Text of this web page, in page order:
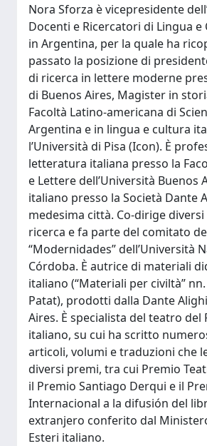
Nora Sforza è vicepresidente
Docenti e Ricercatori di Lingua
in Argentina, per la quale ha
passato la posizione di
di ricerca in lettere moderne
di Buenos Aires, Magister in
Facoltà Latino-americana di
Argentina e in lingua e cultura
l’Università di Pisa (Icon). È
letteratura italiana presso la
e Lettere dell’Università Buenos
italiano presso la Società Dante
medesima città. Co-dirige
ricerca e fa parte del comitato
“Modernidades” dell’Università
Córdoba. È autrice di materiali
italiano (“Materiali per civiltà” nn.
Patat), prodotti dalla Dante
Aires. È specialista del teatro del
italiano, su cui ha scritto
articoli, volumi e traduzioni che
diversi premi, tra cui Premio
il Premio Santiago Derqui e il
Internacional a la difusión del
extranjero conferito dal
Esteri italiano.